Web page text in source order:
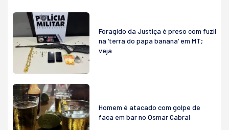
Foragido da Justiça é preso com fuzil
na ‘terra do papa banana’ em MT;
veja
Homem é atacado com golpe de
faca em bar no Osmar Cabral